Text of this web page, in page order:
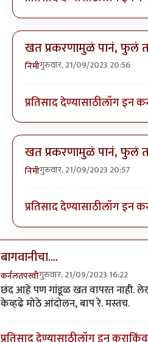
खत प्रकरणामुळं पानं, फुलं
निमीगुरुवार, 21/09/2023 20:56
प्रतिसाद देण्यासाठीलॉग इन
खत प्रकरणामुळं पानं, फुलं
निमीगुरुवार, 21/09/2023 20:57
प्रतिसाद देण्यासाठीलॉग इन
बागवानीचा....
कर्नलतपस्वीगुरुवार, 21/09/2023 16:22
छंद आहे पण गांडूळ खत वापरत नाही.
केव्हढे मोठे आंदोलन, बाप रे. मस्तच.